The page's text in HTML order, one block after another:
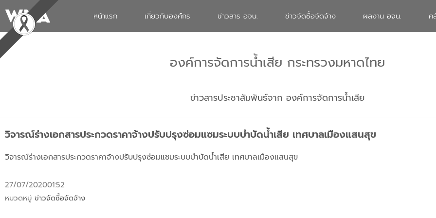
หน้าแรก เกี่ยวกับองค์กร ข่าวสาร อจน. ข่าวจัดซื้อจัดจ้าง ผลงาน อจน. ค
องค์การจัดการน้ำเสีย กระทรวงมหาดไทย
ข่าวสารประชาสัมพันธ์จาก องค์การจัดการน้ำเสีย
วิจารณ์ร่างเอกสารประกวดราคาจ้างปรับปรุงซ่อมแซมระบบบำบัดน้ำเสีย เทศบาลเมืองแสนสุข
วิจารณ์ร่างเอกสารประกวดราคาจ้างปรับปรุงซ่อมแซมระบบบำบัดน้ำเสีย เทศบาลเมืองแสนสุข
27/07/202001:52
หมวดหมู่ ข่าวจัดซื้อจัดจ้าง